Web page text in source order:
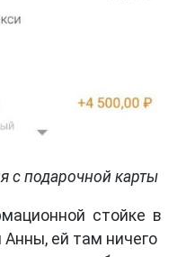
с подарочной карты
стойке в
ей там ничего